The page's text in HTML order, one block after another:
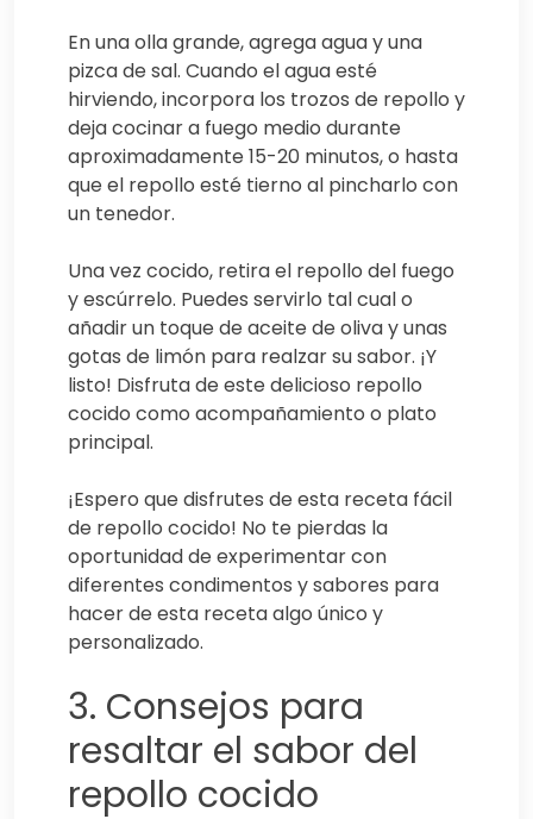
En una olla grande, agrega agua y una
pizca de sal. Cuando el agua esté
hirviendo, incorpora los trozos de repollo y
deja cocinar a fuego medio durante
aproximadamente 15-20 minutos, o hasta
que el repollo esté tierno al pincharlo con
un tenedor.
Una vez cocido, retira el repollo del fuego
y escúrrelo. Puedes servirlo tal cual o
añadir un toque de aceite de oliva y unas
gotas de limón para realzar su sabor. ¡Y
listo! Disfruta de este delicioso repollo
cocido como acompañamiento o plato
principal.
¡Espero que disfrutes de esta receta fácil
de repollo cocido! No te pierdas la
oportunidad de experimentar con
diferentes condimentos y sabores para
hacer de esta receta algo único y
personalizado.
3. Consejos para
resaltar el sabor del
repollo cocido